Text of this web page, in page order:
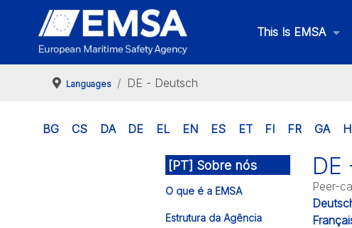
This Is EMSA
Languages DE - Deutsch
BG CS DA DE EL EN ES ET FI FR GA
[PT] Sobre nós
O que é a EMSA
Estrutura da Agência
DE
Peer-